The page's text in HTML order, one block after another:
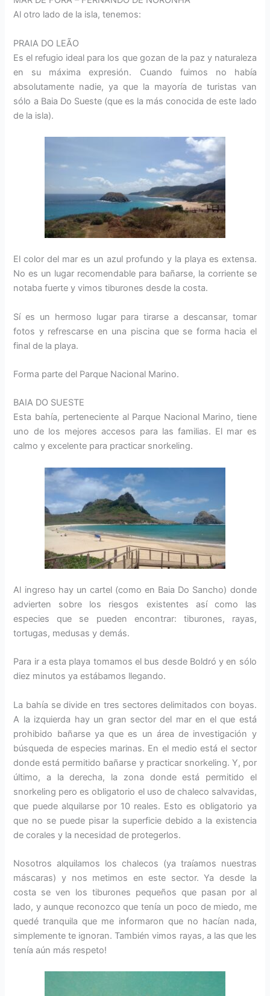
Al otro lado de la isla, tenemos:
PRAIA DO LEÃO
Es el refugio ideal para los que gozan de la paz y naturaleza
en su máxima expresión. Cuando fuimos no había
absolutamente nadie, ya que la mayoría de turistas van
sólo a Baia Do Sueste (que es la más conocida de este lado
de la isla).
El color del mar es un azul profundo y la playa es extensa.
No es un lugar recomendable para bañarse, la corriente se
notaba fuerte y vimos tiburones desde la costa.
Sí es un hermoso lugar para tirarse a descansar, tomar
fotos y refrescarse en una piscina que se forma hacia el
final de la playa.
Forma parte del Parque Nacional Marino.
BAIA DO SUESTE
Esta bahía, perteneciente al Parque Nacional Marino, tiene
uno de los mejores accesos para las familias. El mar es
calmo y excelente para practicar snorkeling.
Al ingreso hay un cartel (como en Baia Do Sancho) donde
advierten sobre los riesgos existentes así como las
especies que se pueden encontrar: tiburones, rayas,
tortugas, medusas y demás.
Para ir a esta playa tomamos el bus desde Boldró y en sólo
diez minutos ya estábamos llegando.
La bahía se divide en tres sectores delimitados con boyas.
A la izquierda hay un gran sector del mar en el que está
prohibido bañarse ya que es un área de investigación y
búsqueda de especies marinas. En el medio está el sector
donde está permitido bañarse y practicar snorkeling. Y, por
último, a la derecha, la zona donde está permitido el
snorkeling pero es obligatorio el uso de chaleco salvavidas,
que puede alquilarse por 10 reales. Esto es obligatorio ya
que no se puede pisar la superficie debido a la existencia
de corales y la necesidad de protegerlos.
Nosotros alquilamos los chalecos (ya traíamos nuestras
máscaras) y nos metimos en este sector. Ya desde la
costa se ven los tiburones pequeños que pasan por al
lado, y aunque reconozco que tenía un poco de miedo, me
quedé tranquila que me informaron que no hacían nada,
simplemente te ignoran. También vimos rayas, a las que les
tenía aún más respeto!